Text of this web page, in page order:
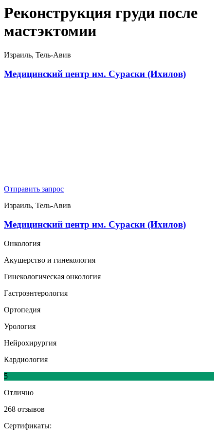
Реконструкция груди после
мастэктомии
Израиль, Тель-Авив
Медицинский центр им. Сураски (Ихилов)
Отправить запрос
Израиль, Тель-Авив
Медицинский центр им. Сураски (Ихилов)
Онкология
Акушерство и гинекология
Гинекологическая онкология
Гастроэнтерология
Ортопедия
Урология
Нейрохирургия
Кардиология
5
Отлично
268 отзывов
Сертификаты: